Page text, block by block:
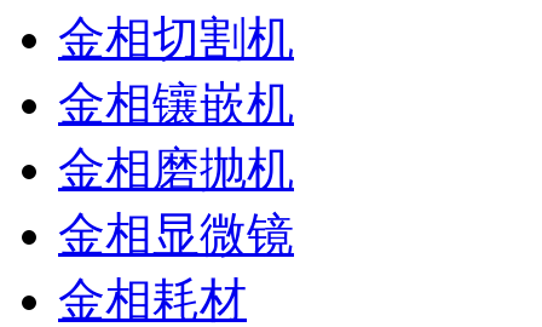
金相切割机
金相镶嵌机
金相磨抛机
金相显微镜
金相耗材